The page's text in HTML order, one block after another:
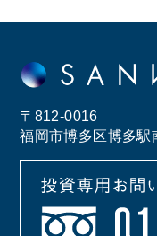
〒812-0016
福岡市博多区博多